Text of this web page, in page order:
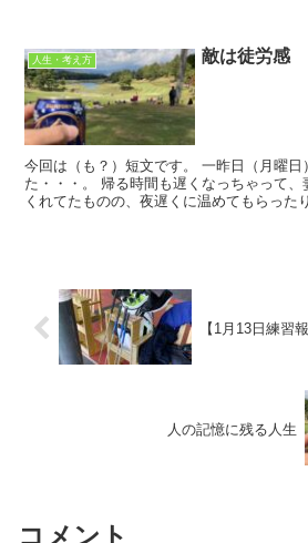
人生・考え方 敵は徒労感
今回は（も？）短文です。 一昨日（月曜日）は仕事が辛かっ
た・・・。 帰る時間も遅くなっちゃって、妻が家で晩御飯準備して
くれてたものの、夜遅くに温めてもらった
【1月13日練習
人の記憶に残る人生
コメント